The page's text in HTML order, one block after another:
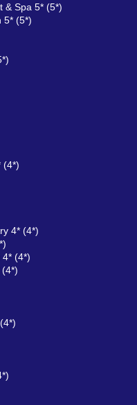
& Spa 5* (5*)
5* (5*)
(4*)
4* (4*)
(4*)